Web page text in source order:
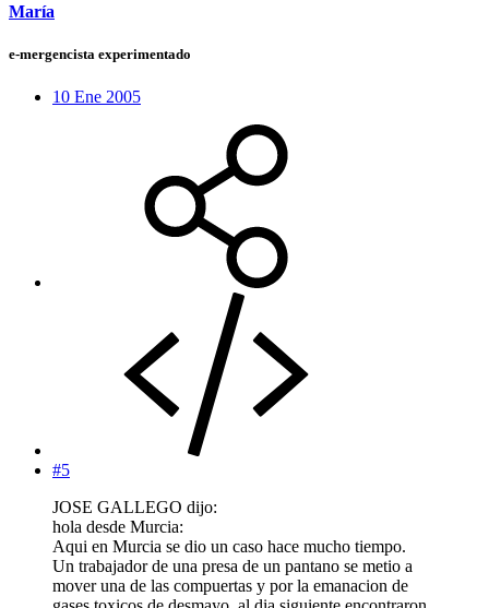
María
e-mergencista experimentado
10 Ene 2005
#5
JOSE GALLEGO dijo:
hola desde Murcia:
Aqui en Murcia se dio un caso hace mucho tiempo.
Un trabajador de una presa de un pantano se metio a
mover una de las compuertas y por la emanacion de